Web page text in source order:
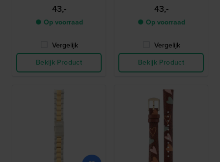
43,-
● Op voorraad
Vergelijk
Bekijk Product
43,-
● Op voorraad
Vergelijk
Bekijk Product